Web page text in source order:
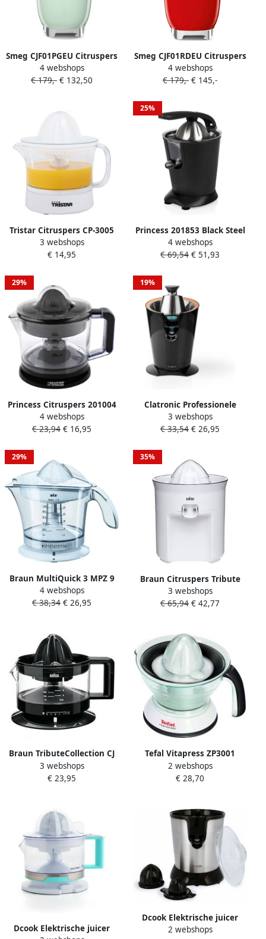
Smeg CJF01PGEU Citruspers
Watergroen Handmatige
druk 70W
4 webshops
€ 179,- € 132,50
Smeg CJF01RDEU Citruspers
Rood Handmatige druk 70W
4 webshops
€ 179,- € 145,-
Tristar Citruspers CP-3005
Elektrische Citruspers met
afneembare schenkkan
pulpfilter 0 5 liter Wit
3 webshops
€ 14,95
25%
Princess 201853 Black Steel
Collectie Citruspers
Matzwart -Opvangbak met
4 webshops
€ 69,54 € 51,93
29%
Princess Citruspers 201004
– Elektrische Citruspers – 1
liter Instelbaar pulpfilter
4 webshops
€ 23,94 € 16,95
19%
Clatronic Professionele
Combisteel Etagere
Keramisch Verwamd 2
3 webshops
€ 33,54 € 26,95
29%
Braun MultiQuick 3 MPZ 9
Elektrische citruspers Wit
4 webshops
€ 38,34 € 26,95
35%
Braun Citruspers Tribute
Collection CJ3050 |
Citruspersen |
3 webshops
€ 65,94 € 42,77
Braun TributeCollection CJ
3000 BK Elektrische
citruspers Zwart
3 webshops
€ 23,95
Tefal Vitapress ZP3001
Elektrische Citruspers
Compact Anti-drup
2 webshops
€ 28,70
Dcook Elektrische juicer
Dcook Elektrische juicer
Staal 85 W
2 webshops